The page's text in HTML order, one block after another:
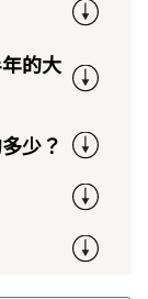
的大
少？